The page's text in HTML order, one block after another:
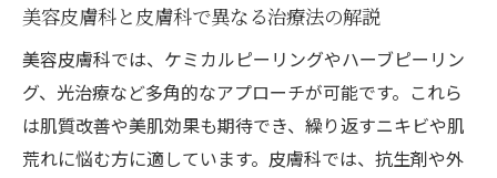
美容皮膚科と皮膚科で異なる治療法の解説
美容皮膚科では、ケミカルピーリングやハーブピーリン
グ、光治療など多角的なアプローチが可能です。これら
は肌質改善や美肌効果も期待でき、繰り返すニキビや肌
荒れに悩む方に適しています。皮膚科では、抗生剤や外